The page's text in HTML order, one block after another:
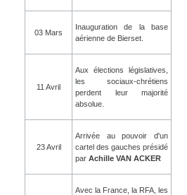
03 Mars
Inauguration de la base
aérienne de Bierset.
11 Avril
Aux élections législatives,
les sociaux-chrétiens
perdent leur majorité
absolue.
23 Avril
Arrivée au pouvoir d'un
cartel des gauches présidé
par Achille VAN ACKER
Avec la France, la RFA, les